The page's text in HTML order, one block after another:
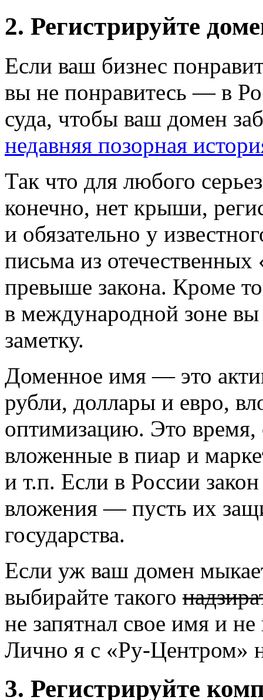
2. Регистрируйте
Если ваш бизнес
вы не понравитесь — в
суда, чтобы ваш домен
недавняя позорная
Так что для любого
конечно, нет крыши,
и обязательно у
письма из
превыше закона. Кроме
в международной зоне
заметку.
Доменное имя — это
рубли, доллары и евро,
оптимизацию. Это
вложенные в пиар и
и т.п. Если в России
вложения — пусть их
государства.
Если уж ваш домен
выбирайте такого
не запятнал свое имя и
Лично я с «Ру-Центром»
3. Регистрируйте